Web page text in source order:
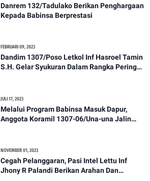
Danrem 132/Tadulako Berikan Penghargaan
Kepada Babinsa Berprestasi
FEBRUARI 09, 2023
Dandim 1307/Poso Letkol Inf Hasroel Tamin
S.H. Gelar Syukuran Dalam Rangka Peringati
JULI 17, 2023
Melalui Program Babinsa Masuk Dapur,
Anggota Koramil 1307-06/Una-una Jalin
NOVEMBER 01, 2023
Cegah Pelanggaran, Pasi Intel Lettu Inf
Jhony R Palandi Berikan Arahan Dan